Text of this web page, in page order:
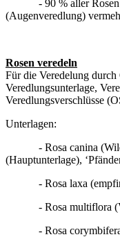
- 90 % aller Rosen
(Augenveredlung)
Rosen veredeln
Für die Veredelung
Veredlungsunterlage,
Veredlungsverschlüsse
Unterlagen:
- Rosa canina
(Hauptunterlage),
- Rosa laxa
- Rosa multiflora
- Rosa corymbifera